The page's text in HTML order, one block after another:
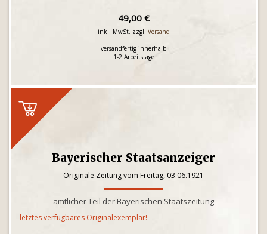
49,00 €
inkl. MwSt. zzgl. Versand
versandfertig innerhalb
1-2 Arbeitstage
Bayerischer Staatsanzeiger
Originale Zeitung vom Freitag, 03.06.1921
amtlicher Teil der Bayerischen Staatszeitung
letztes verfügbares Originalexemplar!